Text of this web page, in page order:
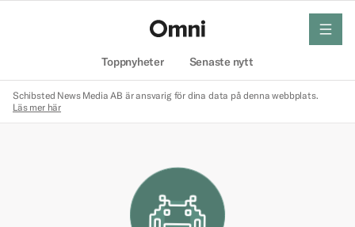
Toppnyheter Senaste nytt
meny
Schibsted News Media AB är ansvarig för dina data på denna webbplats.
Läs mer här